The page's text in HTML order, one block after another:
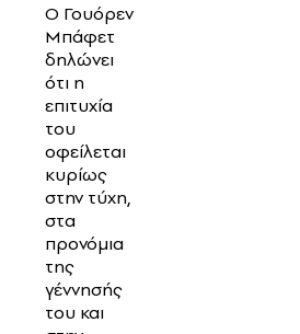
Ο Γουόρεν
Μπάφετ
δηλώνει
ότι η
επιτυχία
του
οφείλεται
κυρίως
στην τύχη,
στα
προνόμια
της
γέννησής
του και